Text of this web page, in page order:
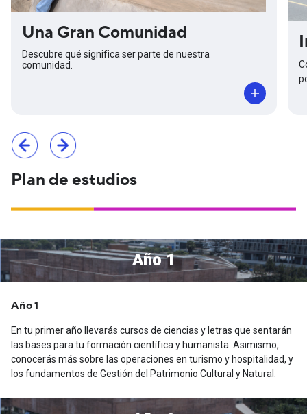
Una Gran Comunidad
Descubre qué significa ser parte de nuestra
comunidad.
Plan de estudios
Año 1
Año 1
En tu primer año llevarás cursos de ciencias y letras que sentarán
las bases para tu formación científica y humanista. Asimismo,
conocerás más sobre las operaciones en turismo y hospitalidad, y
los fundamentos de Gestión del Patrimonio Cultural y Natural.